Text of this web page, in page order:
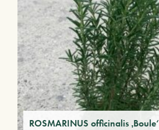
ROSMARINUS officinalis ‚Boule‘